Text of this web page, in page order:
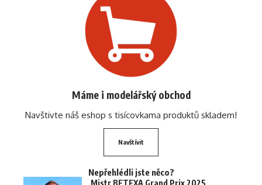
Máme i modelářský obchod
Navštivte náš eshop s tisícovkama produktů skladem!
Navštívit
Nepřehlédli jste něco?
Mistr BETEXA Grand Prix 2025